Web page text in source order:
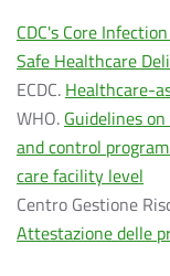
CDC's Core
Safe Healthcare
ECDC. Healthcare-
WHO. Guidelines
and control
care facility level
Centro Gestione
Attestazione delle